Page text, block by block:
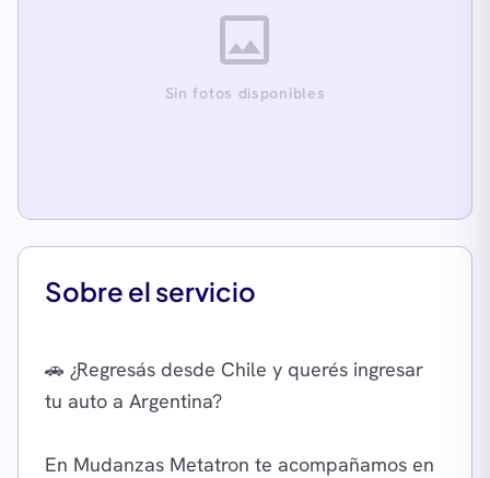
image
Sin fotos disponibles
Sobre el servicio
🚗 ¿Regresás desde Chile y querés ingresar
tu auto a Argentina?
En Mudanzas Metatron te acompañamos en